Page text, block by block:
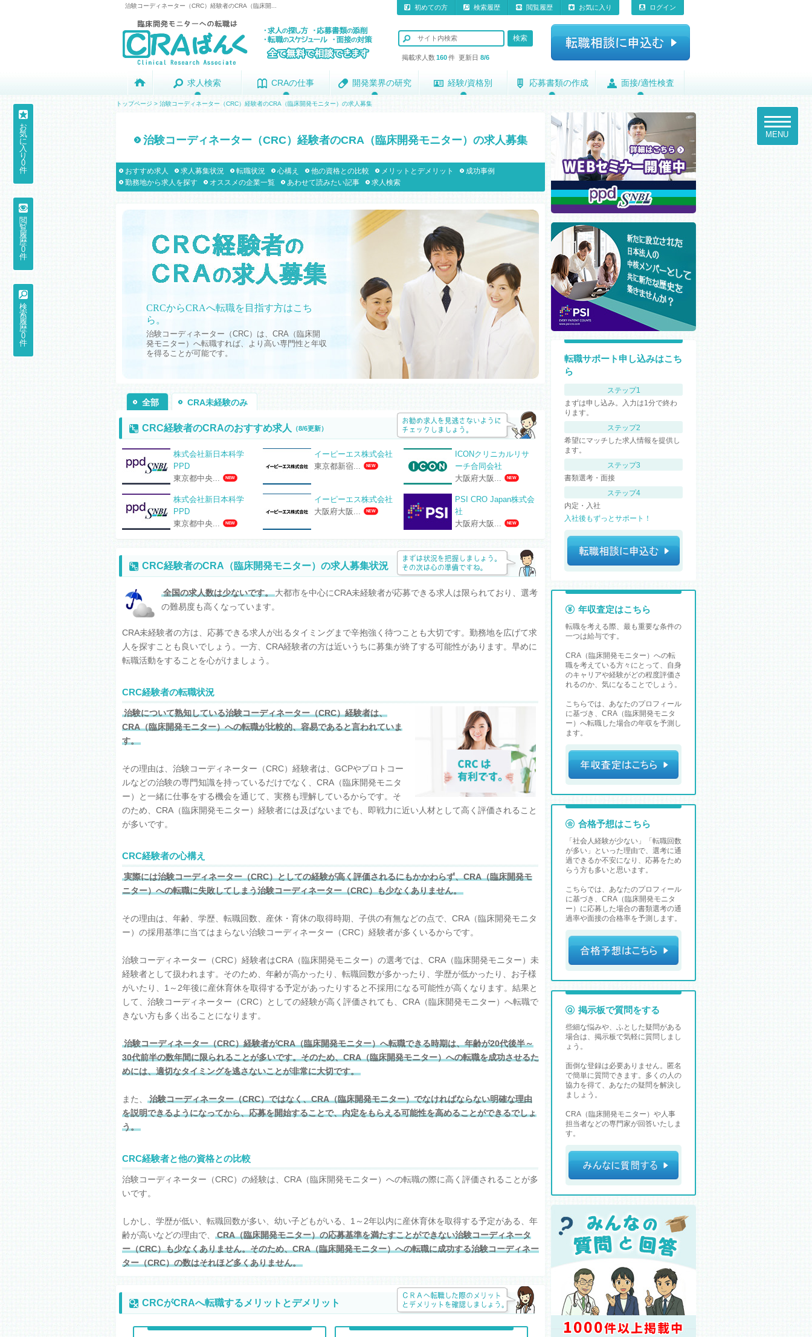
治験コーディネーター（CRC）経験者のCRA（臨床開... ログイン
初めての方 検索履歴 閲覧履歴 お気に入り
掲載求人数160 件 更新日 8/6
求人検索
求人検索 CRAの仕事
CRAの仕事 開発業界の研究
開発業界の研究 経験/資格別
経験/資格別 応募書類の作成
応募書類の作成 面接/適性検査
面接/適性検査
トップページ > 治験コーディネーター（CRC）経験者のCRA（臨床開発モニター）の求人募集
治験コーディネーター（CRC）経験者のCRA（臨床開発モニター）の求人募集
おすすめ求人 求人募集状況 転職状況 心構え 他の資格との比較 メリットとデメリット
成功事例
勤務地から求人を探す
オススメの企業一覧 あわせて読みたい記事 求人検索
CRCからCRAへ転職を目指す方はこち
ら。
治験コーディネーター（CRC）は、CRA（臨床開
発モニター）へ転職すれば、より高い専門性と年収
を得ることが可能です。
全部 CRA未経験のみ
CRC経験者のCRAのおすすめ求人 （8/6更新）
株式会社新日本科学
PPD
東京都中央...
NEW
イーピーエス株式会社
東京都新宿...
NEW
ICONクリニカルリサ
ーチ合同会社
大阪府大阪...
NEW
株式会社新日本科学
PPD
東京都中央...
NEW
イーピーエス株式会社
大阪府大阪...
NEW
PSI CRO Japan株式会
社
大阪府大阪...
NEW
CRC経験者のCRA（臨床開発モニター）の求人募集状況
全国の求人数は少ないです。大都市を中心にCRA未経験者が応募できる求人は限られており、選考
の難易度も高くなっています。
CRA未経験者の方は、応募できる求人が出るタイミングまで辛抱強く待つことも大切です。勤務地を広げて求
人を探すことも良いでしょう。一方、CRA経験者の方は近いうちに募集が終了する可能性があります。早めに
転職活動をすることを心がけましょう。
CRC経験者の転職状況
治験について熟知している治験コーディネーター（CRC）経験者は、
CRA（臨床開発モニター）への転職が比較的、容易であると言われていま
す。
その理由は、治験コーディネーター（CRC）経験者は、GCPやプロトコー
ルなどの治験の専門知識を持っているだけでなく、CRA（臨床開発モニタ
ー）と一緒に仕事をする機会を通じて、実務も理解しているからです。そ
のため、CRA（臨床開発モニター）経験者には及ばないまでも、即戦力に近い人材として高く評価されること
が多いです。
CRC経験者の心構え
実際には治験コーディネーター（CRC）としての経験が高く評価されるにもかかわらず、CRA（臨床開発モ
ニター）への転職に失敗してしまう治験コーディネーター（CRC）も少なくありません。
その理由は、年齢、学歴、転職回数、産休・育休の取得時期、子供の有無などの点で、CRA（臨床開発モニタ
ー）の採用基準に当てはまらない治験コーディネーター（CRC）経験者が多くいるからです。
治験コーディネーター（CRC）経験者はCRA（臨床開発モニター）の選考では、CRA（臨床開発モニター）未
経験者として扱われます。そのため、年齢が高かったり、転職回数が多かったり、学歴が低かったり、お子様
がいたり、1～2年後に産休育休を取得する予定があったりすると不採用になる可能性が高くなります。結果と
して、治験コーディネーター（CRC）としての経験が高く評価されても、CRA（臨床開発モニター）へ転職で
きない方も多く出ることになります。
治験コーディネーター（CRC）経験者がCRA（臨床開発モニター）へ転職できる時期は、年齢が20代後半～
30代前半の数年間に限られることが多いです。そのため、CRA（臨床開発モニター）への転職を成功させるた
めには、適切なタイミングを逃さないことが非常に大切です。
また、
治験コーディネーター（CRC）ではなく、CRA（臨床開発モニター）でなければならない明確な理由
を説明できるようになってから、応募を開始することで、内定をもらえる可能性を高めることができるでしょ
う。
CRC経験者と他の資格との比較
治験コーディネーター（CRC）の経験は、CRA（臨床開発モニター）への転職の際に高く評価されることが多
いです。
しかし、学歴が低い、転職回数が多い、幼い子どもがいる、1～2年以内に産休育休を取得する予定がある、年
齢が高いなどの理由で、
CRA（臨床開発モニター）の応募基準を満たすことができない治験コーディネータ
ー（CRC）も少なくありません。そのため、CRA（臨床開発モニター）への転職に成功する治験コーディネー
ター（CRC）の数はそれほど多くありません。
CRCがCRAへ転職するメリットとデメリット
転職サポート申し込みはこち
ら
ステップ1
まずは申し込み。入力は1分で終わ
ります。
ステップ2
希望にマッチした求人情報を提供し
ます。
ステップ3
書類選考・面接
ステップ4
内定・入社
入社後もずっとサポート！
年収査定はこちら
転職を考える際、最も重要な条件の
一つは給与です。
CRA（臨床開発モニター）への転
職を考えている方々にとって、自身
のキャリアや経験がどの程度評価さ
れるのか、気になることでしょう。
こちらでは、あなたのプロフィール
に基づき、CRA（臨床開発モニタ
ー）へ転職した場合の年収を予測し
ます。
合格予想はこちら
「社会人経験が少ない」「転職回数
が多い」といった理由で、選考に通
過できるか不安になり、応募をため
らう方も多いと思います。
こちらでは、あなたのプロフィール
に基づき、CRA（臨床開発モニタ
ー）に応募した場合の書類選考の通
過率や面接の合格率を予測します。
掲示板で質問をする
些細な悩みや、ふとした疑問がある
場合は、掲示板で気軽に質問しまし
ょう。
面倒な登録は必要ありません。匿名
で簡単に質問できます。多くの人の
協力を得て、あなたの疑問を解決し
ましょう。
CRA（臨床開発モニター）や人事
担当者などの専門家が回答いたしま
す。
お
気
に
入
り
0
件
閲
覧
履
歴
0
件
検
索
履
歴
0
件
toggle
navigation
MENU